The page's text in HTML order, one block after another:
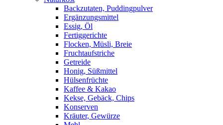
Backzutaten, Puddingpulver
Ergänzungsmittel
Essig, Öl
Fertiggerichte
Flocken, Müsli, Breie
Fruchtaufstriche
Getreide
Honig, Süßmittel
Hülsenfrüchte
Kaffee & Kakao
Kekse, Gebäck, Chips
Konserven
Kräuter, Gewürze